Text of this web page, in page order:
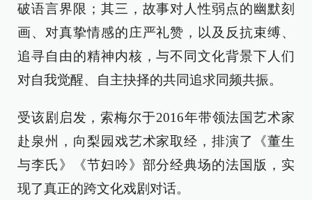
破语言界限；其三，故事对人性弱点的幽默刻
画、对真挚情感的庄严礼赞，以及反抗束缚、
追寻自由的精神内核，与不同文化背景下人们
对自我觉醒、自主抉择的共同追求同频共振。
受该剧启发，索梅尔于2016年带领法国艺术家
赴泉州，向梨园戏艺术家取经，排演了《董生
与李氏》《节妇吟》部分经典场的法国版，实
现了真正的跨文化戏剧对话。